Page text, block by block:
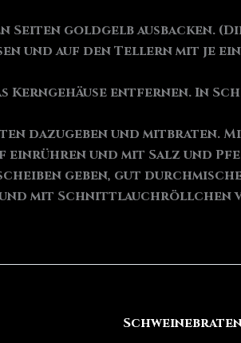
goldgelb ausbacken.
und auf den Tellern mit je
entfernen. In
dazugeben und mitbraten.
einrühren und mit Salz und
geben, gut
und mit Schnittlauchröllchen